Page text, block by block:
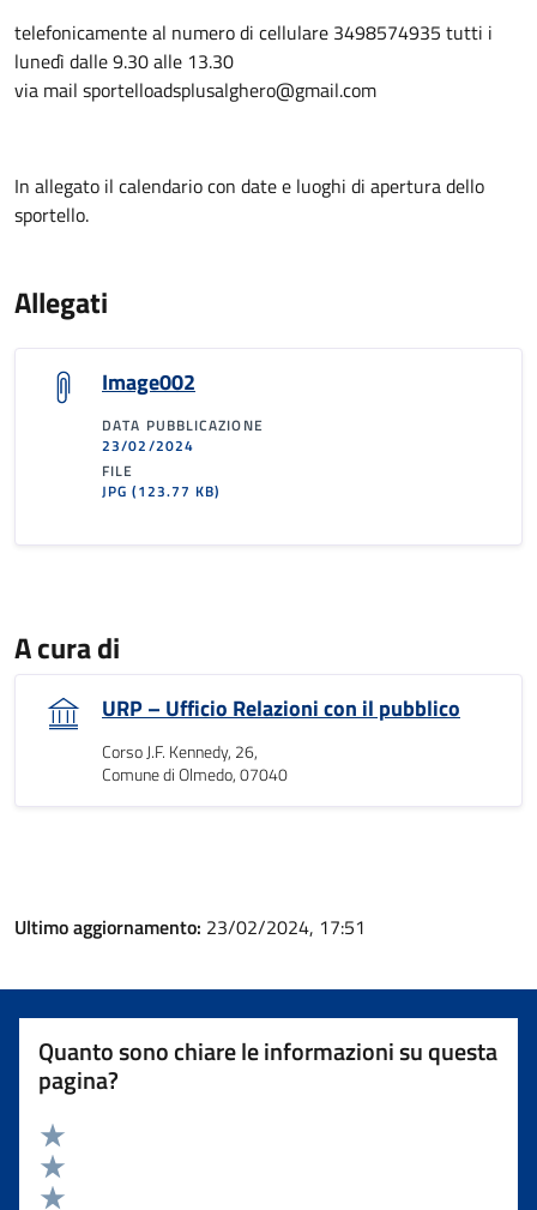
telefonicamente al numero di cellulare 3498574935 tutti i
lunedì dalle 9.30 alle 13.30
via mail sportelloadsplusalghero@gmail.com
In allegato il calendario con date e luoghi di apertura dello
sportello.
Allegati
Image002
DATA PUBBLICAZIONE
23/02/2024
FILE
JPG(123.77 KB)
A cura di
URP – Ufficio Relazioni con il pubblico
Corso J.F. Kennedy, 26,
Comune di Olmedo, 07040
Ultimo aggiornamento: 23/02/2024, 17:51
Quanto sono chiare le informazioni su questa
pagina?
Valuta 5 stelle su 5
Valuta 4 stelle su 5